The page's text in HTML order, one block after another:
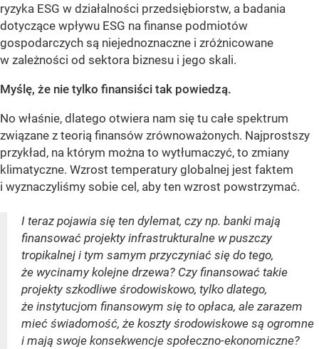
ryzyka ESG w działalności przedsiębiorstw, a badania
dotyczące wpływu ESG na finanse podmiotów
gospodarczych są niejednoznaczne i zróżnicowane
w zależności od sektora biznesu i jego skali.
Myślę, że nie tylko finansiści tak powiedzą.
No właśnie, dlatego otwiera nam się tu całe spektrum
związane z teorią finansów zrównoważonych. Najprostszy
przykład, na którym można to wytłumaczyć, to zmiany
klimatyczne. Wzrost temperatury globalnej jest faktem
i wyznaczyliśmy sobie cel, aby ten wzrost powstrzymać.
I teraz pojawia się ten dylemat, czy np. banki mają
finansować projekty infrastrukturalne w puszczy
tropikalnej i tym samym przyczyniać się do tego,
że wycinamy kolejne drzewa? Czy finansować takie
projekty szkodliwe środowiskowo, tylko dlatego,
że instytucjom finansowym się to opłaca, ale zarazem
mieć świadomość, że koszty środowiskowe są ogromne
i mają swoje konsekwencje społeczno-ekonomiczne?